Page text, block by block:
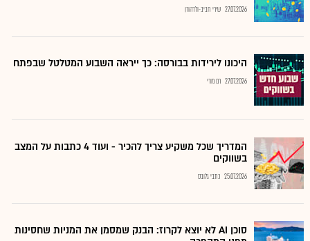
27.07.2026 שירי חביב-ולדהורן
היכונו לירידות בבורסה: כך ייראה השבוע המטלטל שבפתח
27.07.2026 רם מורי
המדריך שכל משקיע צריך להכיר - ועוד 4 כתבות על המצב
בשווקים
25.07.2026 כתבי גלובס
סוכן AI לא יוצא לקרוז: הבנק שמסמן את המניות שחסינות